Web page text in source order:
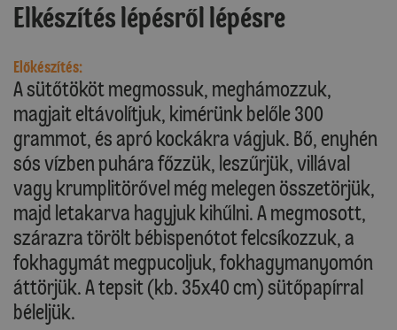
Elkészítés lépésről lépésre
Előkészítés:
A sütőtököt megmossuk, meghámozzuk,
magjait eltávolítjuk, kimérünk belőle 300
grammot, és apró kockákra vágjuk. Bő, enyhén
sós vízben puhára főzzük, leszűrjük, villával
vagy krumplitörővel még melegen összetörjük,
majd letakarva hagyjuk kihűlni. A megmosott,
szárazra törölt bébispenótot felcsíkozzuk, a
fokhagymát megpucoljuk, fokhagymanyomón
áttörjük. A tepsit (kb. 35x40 cm) sütőpapírral
béleljük.